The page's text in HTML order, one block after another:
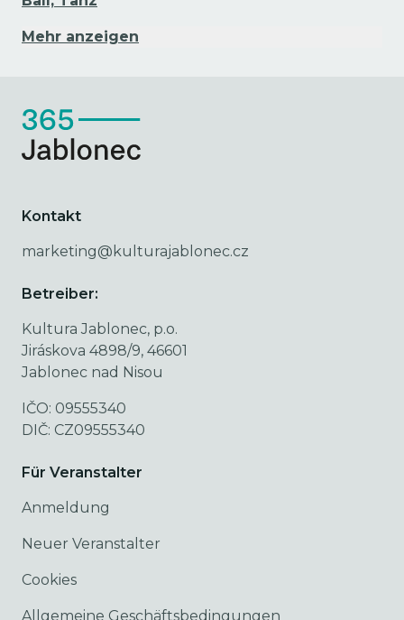
Mehr anzeigen
Kontakt
marketing@kulturajablonec.cz
Betreiber:
Kultura Jablonec, p.o.
Jiráskova 4898/9, 46601
Jablonec nad Nisou
IČO: 09555340
DIČ: CZ09555340
Für Veranstalter
Anmeldung
Neuer Veranstalter
Cookies
Allgemeine Geschäftsbedingungen